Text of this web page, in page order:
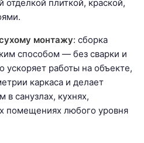
плиткой, краской,
монтажу: сборка
способом — без сварки и
ускоряет работы на объекте,
каркаса и делает
в санузлах, кухнях,
помещениях любого уровня